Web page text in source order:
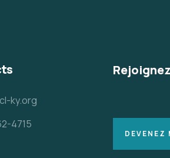
ky.org
4715
DEVENEZ